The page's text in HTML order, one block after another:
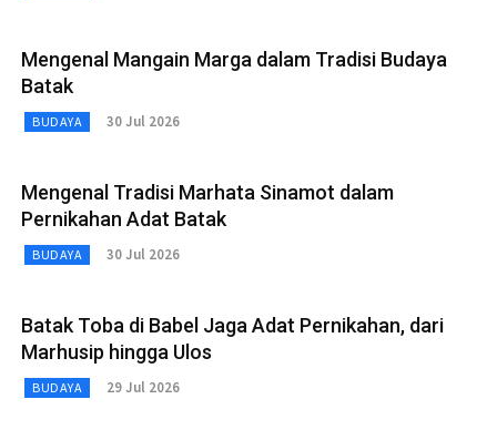
Mengenal Mangain Marga dalam Tradisi Budaya
Batak
BUDAYA 30 Jul 2026
Mengenal Tradisi Marhata Sinamot dalam
Pernikahan Adat Batak
BUDAYA 30 Jul 2026
Batak Toba di Babel Jaga Adat Pernikahan, dari
Marhusip hingga Ulos
BUDAYA 29 Jul 2026